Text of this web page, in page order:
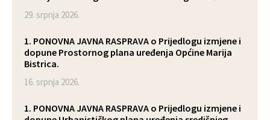
29. srpnja 2026.
1. PONOVNA JAVNA RASPRAVA o Prijedlogu izmjene i
dopune Prostornog plana uređenja Općine Marija
Bistrica.
16. srpnja 2026.
1. PONOVNA JAVNA RASPRAVA o Prijedlogu izmjene i